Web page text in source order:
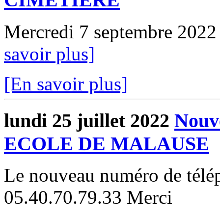
Mercredi 7 septembre
savoir plus]
[En savoir plus]
lundi 25 juillet 2022
ECOLE DE MALAUSE
Le nouveau numéro de
05.40.70.79.33 Merci